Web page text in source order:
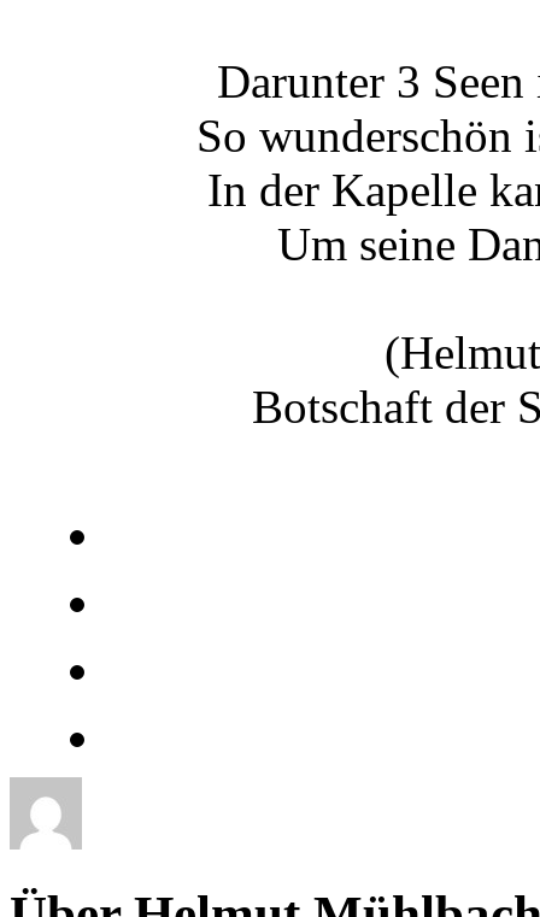
Darunter 3
So wunderschön
In der Kapelle
Um seine
Botschaft der